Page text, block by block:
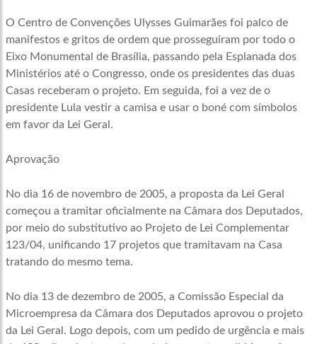
O Centro de Convenções Ulysses Guimarães foi palco de
manifestos e gritos de ordem que prosseguiram por todo o
Eixo Monumental de Brasília, passando pela Esplanada dos
Ministérios até o Congresso, onde os presidentes das duas
Casas receberam o projeto. Em seguida, foi a vez de o
presidente Lula vestir a camisa e usar o boné com símbolos
em favor da Lei Geral.
Aprovação
No dia 16 de novembro de 2005, a proposta da Lei Geral
começou a tramitar oficialmente na Câmara dos Deputados,
por meio do substitutivo ao Projeto de Lei Complementar
123/04, unificando 17 projetos que tramitavam na Casa
tratando do mesmo tema.
No dia 13 de dezembro de 2005, a Comissão Especial da
Microempresa da Câmara dos Deputados aprovou o projeto
da Lei Geral. Logo depois, com um pedido de urgência e mais